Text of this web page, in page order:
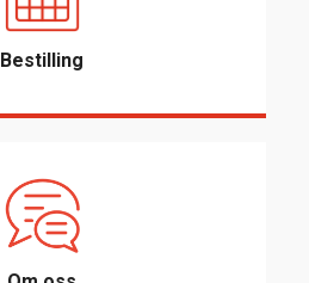
Bestilling